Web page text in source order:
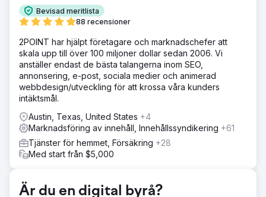
Lösning
Webbplatsen byggdes om i WordPress och innehåll,
startade ett pågående länkbyggande program som
resulterade i dominerande rankningar i kartor och
organisk sökning.
Resultat
Ökningen av synlighet från kartor och organiska
ökning av intäkterna under ett år.
Gå till byråsida
Bevisad meritlista
88 recensioner
2POINT har hjälpt företagare och marknadschefer att
skala upp till över 100 miljoner dollar sedan 2006. Vi
anställer endast de bästa talangerna inom SEO,
annonsering, e-post, sociala medier och animerad
webbdesign/utveckling för att krossa våra kunders
intäktsmål.
Austin, Texas, United States +4
Marknadsföring av innehåll, Innehållssyndikering +61
Tjänster för hemmet, Försäkring +28
Med start från $5,000
Är du en digital byrå?